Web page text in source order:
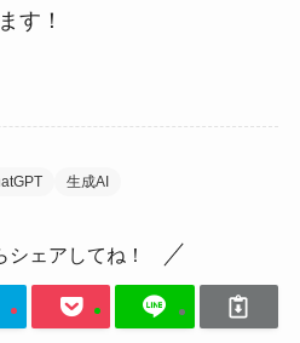
す！
生成AI
シェアしてね！